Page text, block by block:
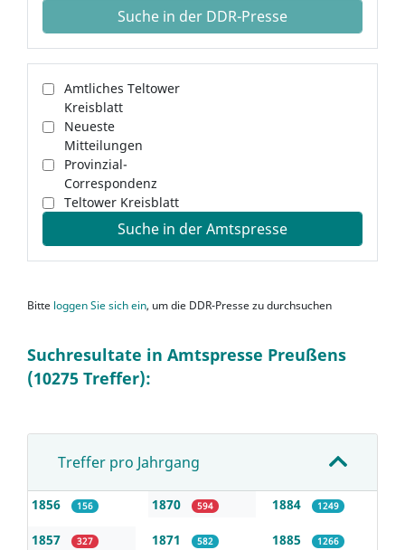
Suche in der DDR-Presse
Amtliches Teltower
Kreisblatt
Neueste
Mitteilungen
Provinzial-
Correspondenz
Teltower Kreisblatt
Suche in der Amtspresse
Bitte loggen Sie sich ein, um die DDR-Presse zu durchsuchen
Suchresultate in Amtspresse Preußens
(10275 Treffer):
Treffer pro Jahrgang
1856 156
1857 327
1870 594
1871 582
1884 1249
1885 1266